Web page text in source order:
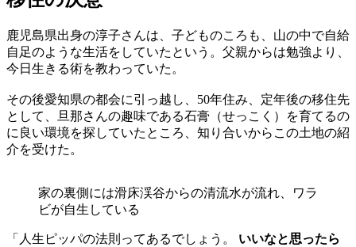
鹿児島県出身の淳子さんは、子どものころも、山の中で自給
自足のような生活をしていたという。父親からは勉強より、
今日生きる術を教わっていた。
その後愛知県の都会に引っ越し、50年住み、定年後の移住先
として、旦那さんの趣味である石膏（せっこく）を育てるの
に良い環境を探していたところ、知り合いからこの土地の紹
介を受けた。
家の裏側には滑床渓谷からの清流水が流れ、ワラ
ビが自生している
「人生ピッパの法則ってあるでしょう。 いいなと思ったら